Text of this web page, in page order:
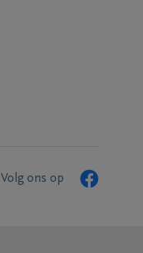
Volg ons op